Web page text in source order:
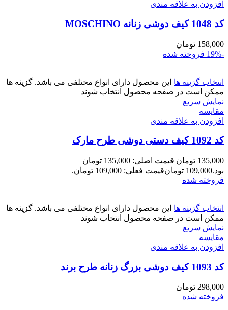
افزودن به علاقه مندی
کد 1048 کیف دوشی زنانه MOSCHINO
158,000 تومان
-19%
فروخته شده
انتخاب گزینه ها این محصول دارای انواع مختلفی می باشد. گزینه ها
ممکن است در صفحه محصول انتخاب شوند
نمایش سریع
مقايسه
افزودن به علاقه مندی
کد 1092 کیف دستی دوشی طرح مارک
135,000 تومان
قیمت اصلی: 135,000 تومان
بود.109,000 تومانقیمت فعلی: 109,000 تومان.
فروخته شده
انتخاب گزینه ها این محصول دارای انواع مختلفی می باشد. گزینه ها
ممکن است در صفحه محصول انتخاب شوند
نمایش سریع
مقايسه
افزودن به علاقه مندی
کد 1093 کیف دوشی بزرگ زنانه طرح برند
298,000 تومان
فروخته شده